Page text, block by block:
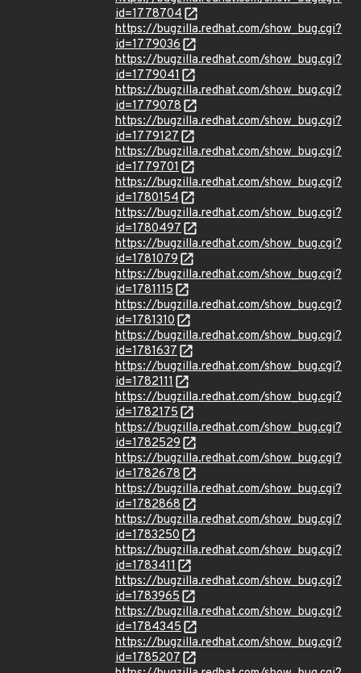
id=1778704
https://bugzilla.redhat.com/show_bug.cgi?
id=1779036
https://bugzilla.redhat.com/show_bug.cgi?
id=1779041
https://bugzilla.redhat.com/show_bug.cgi?
id=1779078
https://bugzilla.redhat.com/show_bug.cgi?
id=1779127
https://bugzilla.redhat.com/show_bug.cgi?
id=1779701
https://bugzilla.redhat.com/show_bug.cgi?
id=1780154
https://bugzilla.redhat.com/show_bug.cgi?
id=1780497
https://bugzilla.redhat.com/show_bug.cgi?
id=1781079
https://bugzilla.redhat.com/show_bug.cgi?
id=1781115
https://bugzilla.redhat.com/show_bug.cgi?
id=1781310
https://bugzilla.redhat.com/show_bug.cgi?
id=1781637
https://bugzilla.redhat.com/show_bug.cgi?
id=1782111
https://bugzilla.redhat.com/show_bug.cgi?
id=1782175
https://bugzilla.redhat.com/show_bug.cgi?
id=1782529
https://bugzilla.redhat.com/show_bug.cgi?
id=1782678
https://bugzilla.redhat.com/show_bug.cgi?
id=1782868
https://bugzilla.redhat.com/show_bug.cgi?
id=1783250
https://bugzilla.redhat.com/show_bug.cgi?
id=1783411
https://bugzilla.redhat.com/show_bug.cgi?
id=1783965
https://bugzilla.redhat.com/show_bug.cgi?
id=1784345
https://bugzilla.redhat.com/show_bug.cgi?
id=1785207